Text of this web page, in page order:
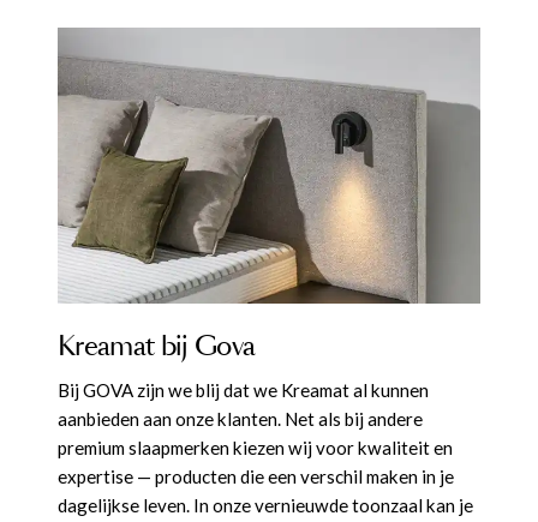
Kreamat bij Gova
Bij GOVA zijn we blij dat we Kreamat al kunnen
aanbieden aan onze klanten. Net als bij andere
premium slaapmerken kiezen wij voor kwaliteit en
expertise — producten die een verschil maken in je
dagelijkse leven. In onze vernieuwde toonzaal kan je
Boxspring Argos Legno 180 x 200 cm
Productnummer: G16200001322
GA NAAR WINKELMANDJE
OF VERDER WINKELEN
Boxspring Divine 180 x 200 cm
Productnummer: G16200000922
GA NAAR WINKELMANDJE
OF VERDER WINKELEN
Boxspring elektrisch Artemis 180 x 200 cm
Productnummer: G16200001022
incl. BTW
GA NAAR WINKELMANDJE
OF VERDER WINKELEN
Boxspring Elektrisch Organic 180 x 200 cm
Productnummer: G16200001422
incl. BTW
GA NAAR WINKELMANDJE
OF VERDER WINKELEN
Boxspring Lyfos 180 x 200 cm
Productnummer: G16200001122
GA NAAR WINKELMANDJE
OF VERDER WINKELEN
Boxspring Muscolos 180 x 200 cm
Productnummer: G16200001522
GA NAAR WINKELMANDJE
OF VERDER WINKELEN